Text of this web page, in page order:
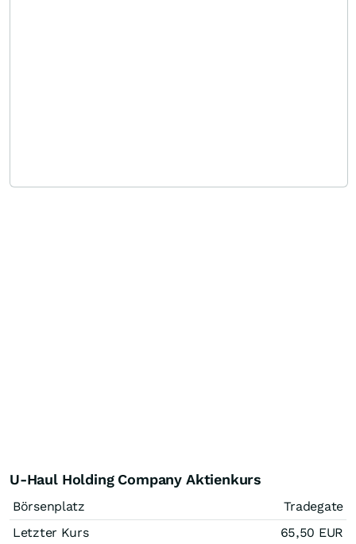
U-Haul Holding Company Aktienkurs
Börsenplatz
Tradegate
Letzter Kurs
65,50 EUR